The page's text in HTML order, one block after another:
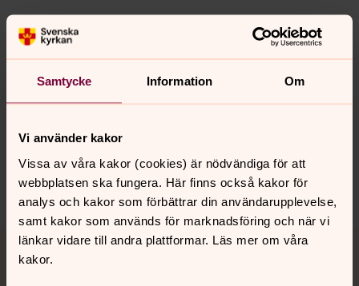
Samtycke Information Om
Vi använder kakor
Vissa av våra kakor (cookies) är nödvändiga för att
webbplatsen ska fungera. Här finns också kakor för
analys och kakor som förbättrar din användarupplevelse,
samt kakor som används för marknadsföring och när vi
länkar vidare till andra plattformar. Läs mer om våra
kakor.
Synpunkter eller frågor på sidans
innehåll?
Tillbaka till toppen
Tillbaka till innehållet